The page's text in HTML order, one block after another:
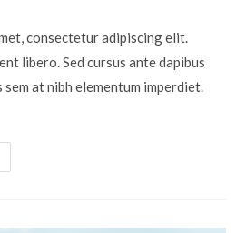
consectetur adipiscing elit.
libero. Sed cursus ante dapibus
sem at nibh elementum imperdiet.